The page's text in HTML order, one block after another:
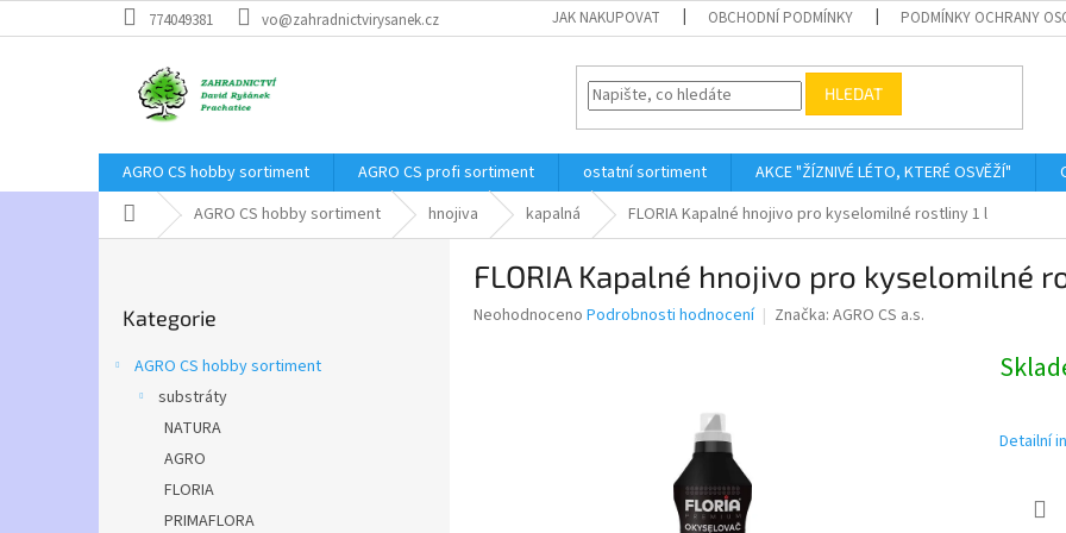
na
774049381 vo@zahradnictvirysanek.cz JAK NAKUPOVAT OBCHODNÍ PODMÍNKY PODMÍNKY OCHRANY
HLEDAT
AGRO CS hobby sortiment AGRO CS profi sortiment ostatní sortiment AKCE "ŽÍZNIVÉ LÉTO, KTERÉ OSVĚŽÍ"
Domů AGRO CS hobby sortiment hnojiva kapalná FLORIA Kapalné hnojivo pro kyselomilné rostliny 1 l
kategorie
Kategorie
AGRO CS hobby sortiment
substráty
NATURA
AGRO
FLORIA
PRIMAFLORA
FLORIA Kapalné hnojivo pro kyselomilné
Průměrné
Neohodnoceno Podrobnosti hodnocení Značka: AGRO CS a.s.
Detailní